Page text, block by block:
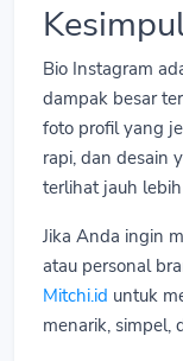
Bio Instagram
dampak besar
foto profil yang
rapi, dan desain
terlihat jauh
Jika Anda ingin
atau personal
Mitchi.id untuk
menarik, simpel,